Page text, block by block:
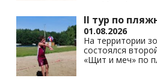
II тур по
01.08.2026
На территории
состоялся
«Щит и меч» по